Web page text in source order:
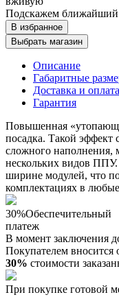
Подскажем ближайший
В избранное
Выбрать магазин
Описание
Габаритные
Доставка и оплата
Гарантия
Повышенная
посадка. Такой эффект
сложного наполнения,
нескольких видов
ширине модулей, что
комплектациях в
30%Обеспечительный
платеж
В момент заключения
Покупателем вносится
30% стоимости
При покупке готовой